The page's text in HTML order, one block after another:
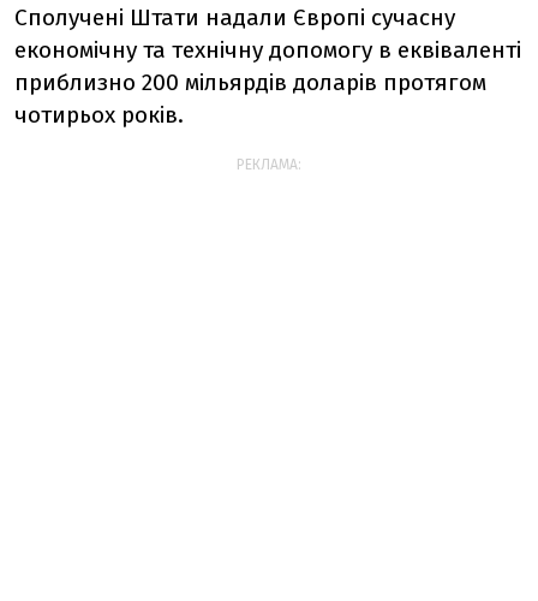
Сполучені Штати надали Європі сучасну
економічну та технічну допомогу в еквіваленті
приблизно 200 мільярдів доларів протягом
чотирьох років.
РЕКЛАМА: